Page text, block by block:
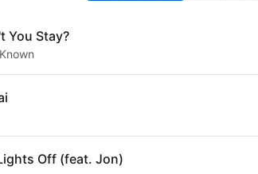
You Stay?
Off (feat. Jon)